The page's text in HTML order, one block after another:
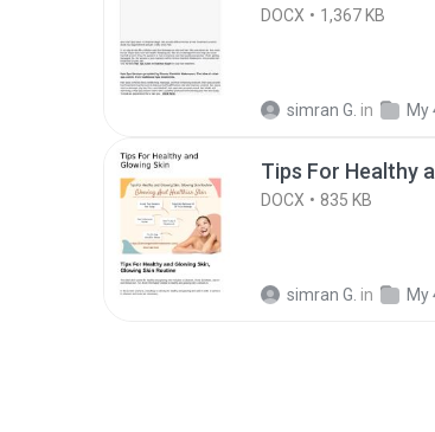
DOCX 1,367 KB
simran G. in My
Tips For Healthy
DOCX 835 KB
simran G. in My